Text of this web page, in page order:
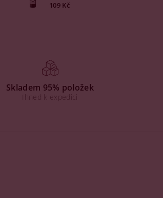
109 Kč
Skladem 95% položek
Ihned k expedici